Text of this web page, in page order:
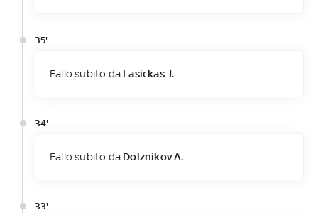
35'
Fallo subito da Lasickas J.
34'
Fallo subito da Dolznikov A.
33'